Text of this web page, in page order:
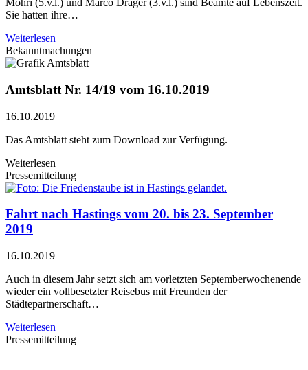
Mohri (5.v.l.) und Marco Dräger (3.v.l.) sind Beamte auf Lebenszeit.
Sie hatten ihre…
Weiterlesen
Bekanntmachungen
Amtsblatt Nr. 14/19 vom 16.10.2019
16.10.2019
Das Amtsblatt steht zum Download zur Verfügung.
Weiterlesen
Pressemitteilung
Fahrt nach Hastings vom 20. bis 23. September
2019
16.10.2019
Auch in diesem Jahr setzt sich am vorletzten Septemberwochenende
wieder ein vollbesetzter Reisebus mit Freunden der
Städtepartnerschaft…
Weiterlesen
Pressemitteilung